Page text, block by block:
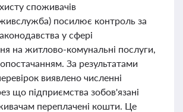
споживачів
посилює контроль за
у сфері
на житлово-комунальні послуги,
За результатами
виявлено численні
що підприємства зобов'язані
переплачені кошти. Це